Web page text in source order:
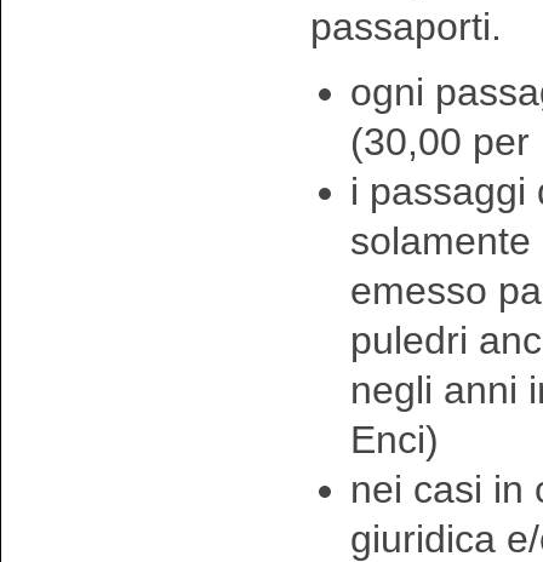
passaporti.
ogni
(30,00 per
i passaggi
emesso
puledri
negli anni
Enci)
nei casi in
giuridica